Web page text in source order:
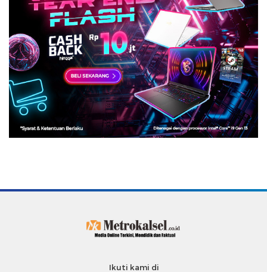
Ikuti kami di